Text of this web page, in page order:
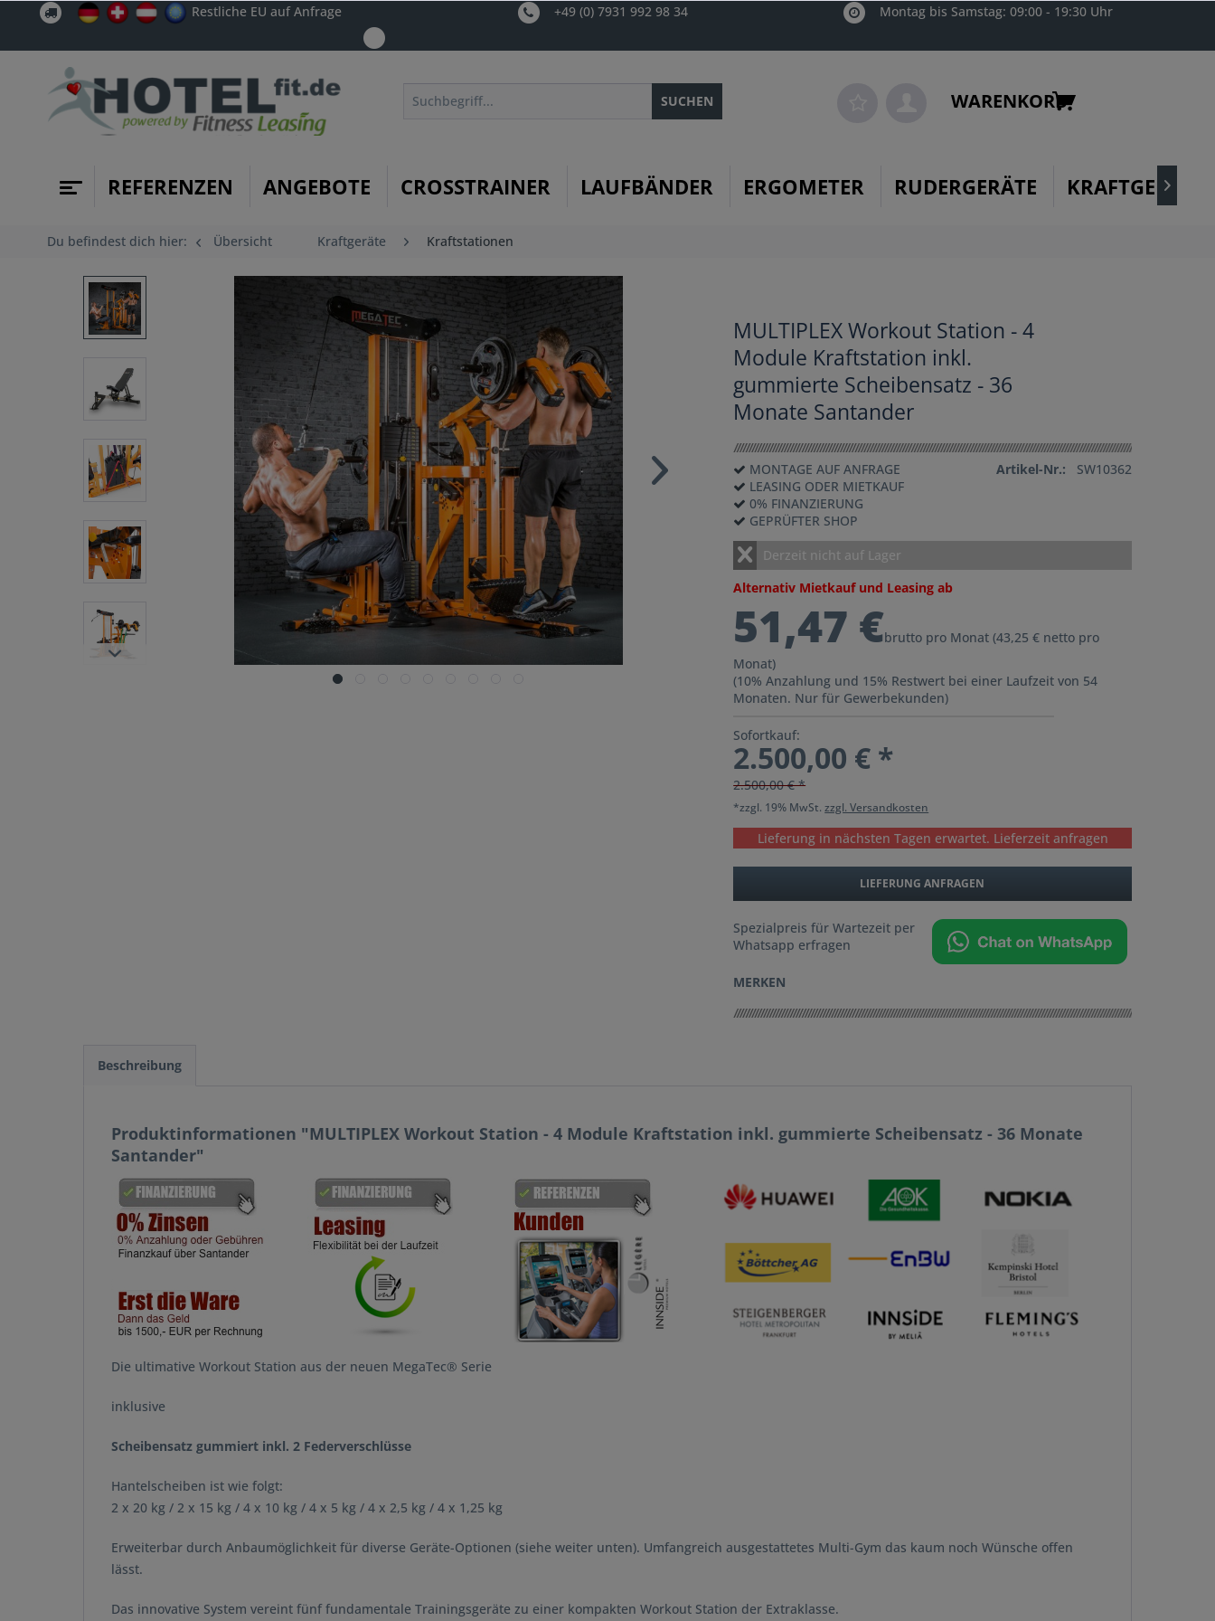
Restliche EU auf Anfrage +49 (0) 7931 992 98 34 Montag bis Samstag: 09:00 - 19:30 Uhr
SUCHEN WARENKORB
REFERENZEN ANGEBOTE CROSSTRAINER LAUFBÄNDER ERGOMETER RUDERGERÄTE KRAFTGERÄTE

Du befindest dich hier: Übersicht Kraftgeräte Kraftstationen
MULTIPLEX Workout Station - 4
Module Kraftstation inkl.
gummierte Scheibensatz - 36
Monate Santander
MONTAGE AUF ANFRAGE
LEASING ODER MIETKAUF
0% FINANZIERUNG
GEPRÜFTER SHOP
Artikel-Nr.: SW10362
Derzeit nicht auf Lager
Alternativ Mietkauf und Leasing ab
51,47 €brutto pro Monat (43,25 € netto pro
Monat)
(10% Anzahlung und 15% Restwert bei einer Laufzeit von 54
Monaten. Nur für Gewerbekunden)
Sofortkauf:
2.500,00 € *
2.500,00 € *
*zzgl. 19% MwSt.zzgl. Versandkosten
Lieferung in nächsten Tagen erwartet. Lieferzeit anfragen
LIEFERUNG ANFRAGEN
Spezialpreis für Wartezeit per
Whatsapp erfragen
MERKEN
Beschreibung
Produktinformationen "MULTIPLEX Workout Station - 4 Module Kraftstation inkl. gummierte Scheibensatz - 36 Monate
Santander"
Die ultimative Workout Station aus der neuen MegaTec® Serie
inklusive
Scheibensatz gummiert inkl. 2 Federverschlüsse
Hantelscheiben ist wie folgt:
2 x 20 kg / 2 x 15 kg / 4 x 10 kg / 4 x 5 kg / 4 x 2,5 kg / 4 x 1,25 kg
Erweiterbar durch Anbaumöglichkeit für diverse Geräte-Optionen (siehe weiter unten). Umfangreich ausgestattetes Multi-Gym das kaum noch Wünsche offen
lässt.
Das innovative System vereint fünf fundamentale Trainingsgeräte zu einer kompakten Workout Station der Extraklasse.